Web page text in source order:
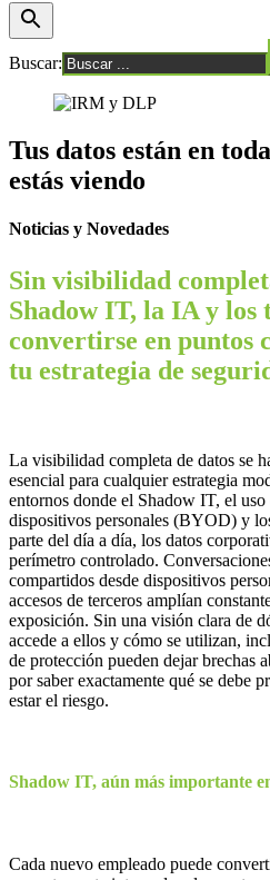
Buscar:
Tus datos están en
estás viendo
Noticias y Novedades
Sin visibilidad
Shadow IT, la IA y los
convertirse en puntos
tu estrategia de
La visibilidad completa de datos se
esencial para cualquier estrategia
entornos donde el Shadow IT, el
dispositivos personales (BYOD) y
parte del día a día, los datos
perímetro controlado.
compartidos desde dispositivos
accesos de terceros amplían
exposición. Sin una visión clara de
accede a ellos y cómo se utilizan,
de protección pueden dejar brechas
por saber exactamente qué se debe
estar el riesgo.
Shadow IT, aún más importante
Cada nuevo empleado puede